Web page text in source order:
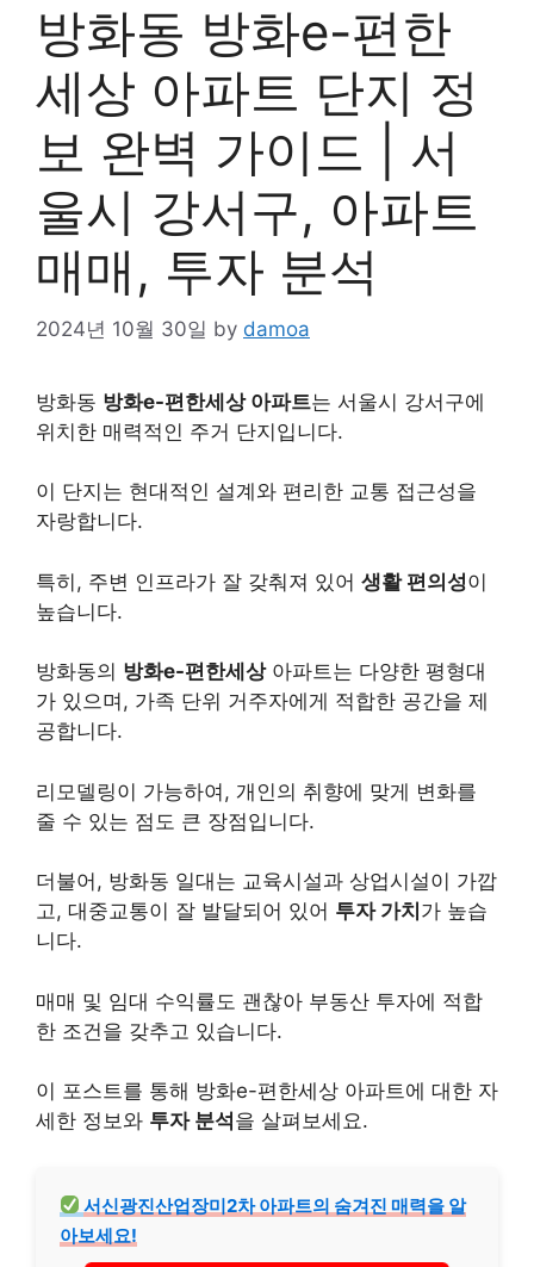
방화동 방화e-편한
세상 아파트 단지 정
보 완벽 가이드 | 서
울시 강서구, 아파트
매매, 투자 분석
2024년 10월 30일 by damoa
방화동 방화e-편한세상 아파트는 서울시 강서구에
위치한 매력적인 주거 단지입니다.
이 단지는 현대적인 설계와 편리한 교통 접근성을
자랑합니다.
특히, 주변 인프라가 잘 갖춰져 있어 생활 편의성이
높습니다.
방화동의 방화e-편한세상아파트는 다양한 평형대
가 있으며, 가족 단위 거주자에게 적합한 공간을 제
공합니다.
리모델링이 가능하여, 개인의 취향에 맞게 변화를
줄 수 있는 점도 큰 장점입니다.
더불어, 방화동 일대는 교육시설과 상업시설이 가깝
고, 대중교통이 잘 발달되어 있어 투자 가치 가 높습
니다.
매매 및 임대 수익률도 괜찮아 부동산 투자에 적합
한 조건을 갖추고 있습니다.
이 포스트를 통해 방화e-편한세상 아파트에 대한 자
세한 정보와 투자 분석 을 살펴보세요.
서신광진산업장미2차 아파트의 숨겨진 매력을 알
아보세요!